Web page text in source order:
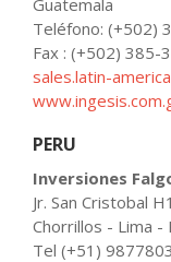
Guatemala
Teléfono: (+502)
Fax : (+502) 385-
sales.latin-
PERU
Inversiones
Jr. San Cristobal
Chorrillos - Lima -
Tel (+51)